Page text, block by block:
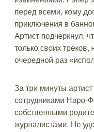
перед всеми, кому
приключения в
Артист подчеркнул,
только своих треков,
очередной раз
За три минуты
сотрудниками Наро-
собственными
журналистами. Не